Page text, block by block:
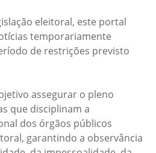
eleitoral, este portal
temporariamente
de restrições previsto
assegurar o pleno
que disciplinam a
dos órgãos públicos
garantindo a observância